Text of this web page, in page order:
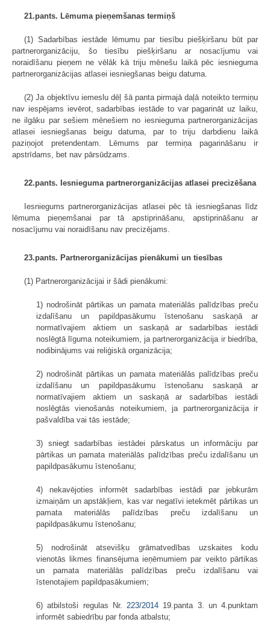
21.pants. Lēmuma pieņemšanas termiņš
(1) Sadarbības iestāde lēmumu par tiesību piešķiršanu būt par
partnerorganizāciju, šo tiesību piešķiršanu ar nosacījumu vai
noraidīšanu pieņem ne vēlāk kā triju mēnešu laikā pēc iesnieguma
partnerorganizācijas atlasei iesniegšanas beigu datuma.
(2) Ja objektīvu iemeslu dēļ šā panta pirmajā daļā noteikto termiņu
nav iespējams ievērot, sadarbības iestāde to var pagarināt uz laiku,
ne ilgāku par sešiem mēnešiem no iesnieguma partnerorganizācijas
atlasei iesniegšanas beigu datuma, par to triju darbdienu laikā
paziņojot pretendentam. Lēmums par termiņa pagarināšanu ir
apstrīdams, bet nav pārsūdzams.
22.pants. Iesnieguma partnerorganizācijas atlasei precizēšana
Iesniegums partnerorganizācijas atlasei pēc tā iesniegšanas līdz
lēmuma pieņemšanai par tā apstiprināšanu, apstiprināšanu ar
nosacījumu vai noraidīšanu nav precizējams.
23.pants. Partnerorganizācijas pienākumi un tiesības
(1) Partnerorganizācijai ir šādi pienākumi:
1) nodrošināt pārtikas un pamata materiālās palīdzības preču
izdalīšanu un papildpasākumu īstenošanu saskaņā ar
normatīvajiem aktiem un saskaņā ar sadarbības iestādi
noslēgtā līguma noteikumiem, ja partnerorganizācija ir biedrība,
nodibinājums vai reliģiskā organizācija;
2) nodrošināt pārtikas un pamata materiālās palīdzības preču
izdalīšanu un papildpasākumu īstenošanu saskaņā ar
normatīvajiem aktiem un saskaņā ar sadarbības iestādi
noslēgtās vienošanās noteikumiem, ja partnerorganizācija ir
pašvaldība vai tās iestāde;
3) sniegt sadarbības iestādei pārskatus un informāciju par
pārtikas un pamata materiālās palīdzības preču izdalīšanu un
papildpasākumu īstenošanu;
4) nekavējoties informēt sadarbības iestādi par jebkurām
izmaiņām un apstākļiem, kas var negatīvi ietekmēt pārtikas un
pamata materiālās palīdzības preču izdalīšanu un
papildpasākumu īstenošanu;
5) nodrošināt atsevišķu grāmatvedības uzskaites kodu
vienotās likmes finansējuma ieņēmumiem par veikto pārtikas
un pamata materiālās palīdzības preču izdalīšanu vai
īstenotajiem papildpasākumiem;
6) atbilstoši regulas Nr. 223/2014 19.panta 3. un 4.punktam
informēt sabiedrību par fonda atbalstu;